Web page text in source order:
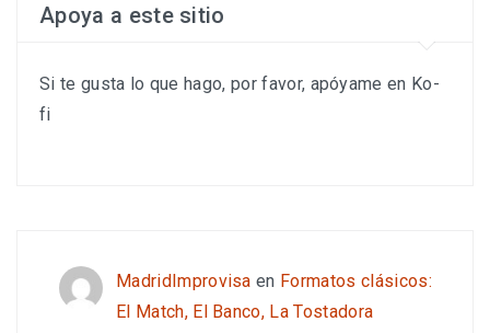
Apoya a este sitio
Si te gusta lo que hago, por favor, apóyame en Ko-
fi
MadridImprovisa en Formatos clásicos:
El Match, El Banco, La Tostadora